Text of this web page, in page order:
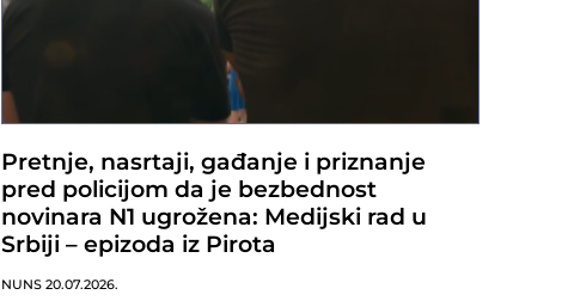
Pretnje, nasrtaji, gađanje i priznanje
pred policijom da je bezbednost
novinara N1 ugrožena: Medijski rad u
Srbiji – epizoda iz Pirota
NUNS 20.07.2026.